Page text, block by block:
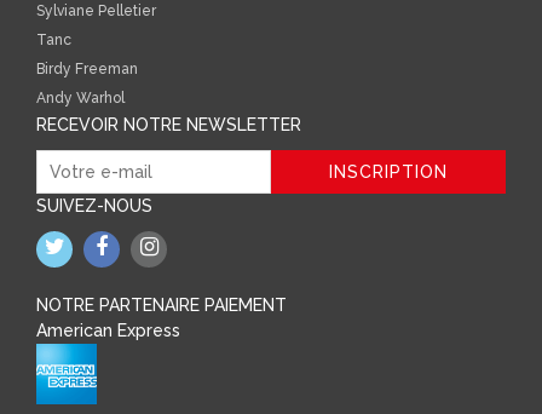
Sylviane Pelletier
Tanc
Birdy Freeman
Andy Warhol
RECEVOIR NOTRE NEWSLETTER
SUIVEZ-NOUS
NOTRE PARTENAIRE PAIEMENT
American Express